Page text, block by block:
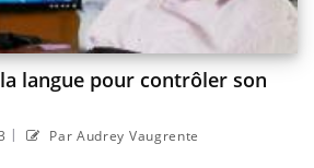
langue pour contrôler son
| Par Audrey Vaugrente